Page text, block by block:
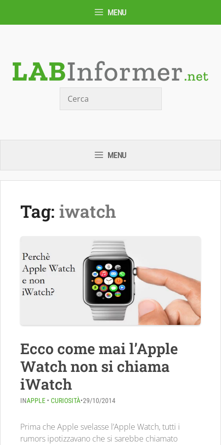
MENU
MENU
Tag: iwatch
Ecco come mai l’Apple
Watch non si chiama
iWatch
INAPPLE • CURIOSITÀ•29/10/2014
Prima che Apple svelasse l’Apple Watch, tutti i
rumors ipotizzavano che si sarebbe chiamato